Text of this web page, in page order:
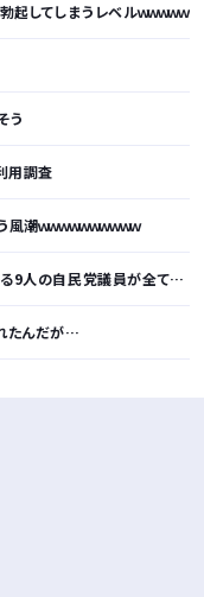
起してしまうレベルｗｗｗｗｗ
う
用調査
ｗｗｗｗｗｗｗｗｗｗ
党議員が全て判明ｗｗｗｗｗｗ
たんだが…